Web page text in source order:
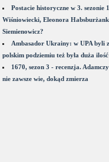
Postacie historyczne w 3.
Wiśniowiecki, Eleonora
Siemienowicz?
Ambasador Ukrainy: w UPA byli
polskim podziemiu też była duża
1670, sezon 3 - recenzja.
nie zawsze wie, dokąd zmierza